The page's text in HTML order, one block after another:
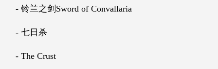
- 铃兰之剑Sword of Convallaria
- 七日杀
- The Crust